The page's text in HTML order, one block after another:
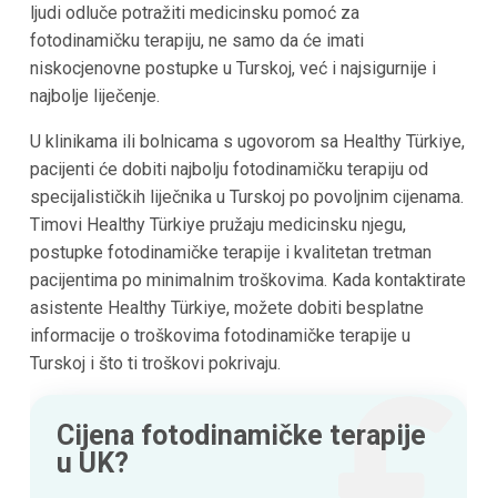
ljudi odluče potražiti medicinsku pomoć za
fotodinamičku terapiju, ne samo da će imati
niskocjenovne postupke u Turskoj, već i najsigurnije i
najbolje liječenje.
U klinikama ili bolnicama s ugovorom sa Healthy Türkiye,
pacijenti će dobiti najbolju fotodinamičku terapiju od
specijalističkih liječnika u Turskoj po povoljnim cijenama.
Timovi Healthy Türkiye pružaju medicinsku njegu,
postupke fotodinamičke terapije i kvalitetan tretman
pacijentima po minimalnim troškovima. Kada kontaktirate
asistente Healthy Türkiye, možete dobiti besplatne
informacije o troškovima fotodinamičke terapije u
Turskoj i što ti troškovi pokrivaju.
Cijena fotodinamičke terapije
u UK?